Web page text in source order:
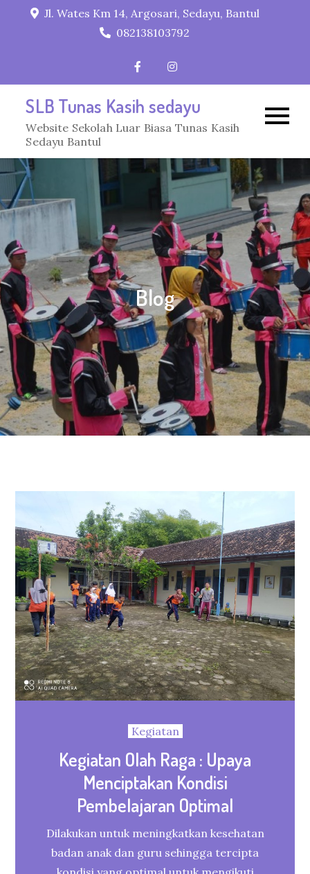
Jl. Wates Km 14, Argosari, Sedayu, Bantul
082138103792
SLB Tunas Kasih sedayu
Website Sekolah Luar Biasa Tunas Kasih
Sedayu Bantul
Blog
Kegiatan
Kegiatan Olah Raga : Upaya
Menciptakan Kondisi
Pembelajaran Optimal
Dilakukan untuk meningkatkan kesehatan
badan anak dan guru sehingga tercipta